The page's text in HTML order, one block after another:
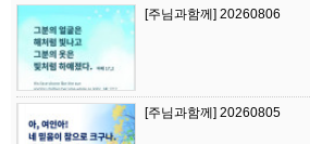
[주님과함께] 20260806
[주님과함께] 20260805